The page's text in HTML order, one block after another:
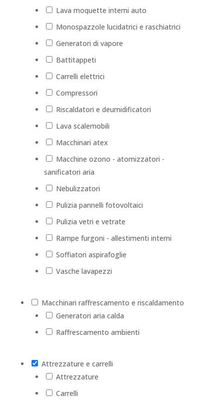
Lava moquette interni auto
Monospazzole lucidatrici e raschiatrici
Generatori di vapore
Battitappeti
Carrelli elettrici
Compressori
Riscaldatori e deumidificatori
Lava scalemobili
Macchinari atex
Macchine ozono - atomizzatori -
sanificatori aria
Nebulizzatori
Pulizia pannelli fotovoltaici
Pulizia vetri e vetrate
Rampe furgoni - allestimenti interni
Soffiatori aspirafoglie
Vasche lavapezzi
Macchinari raffrescamento e riscaldamento
Generatori aria calda
Raffrescamento ambienti
Attrezzature e carrelli
Attrezzature
Carrelli